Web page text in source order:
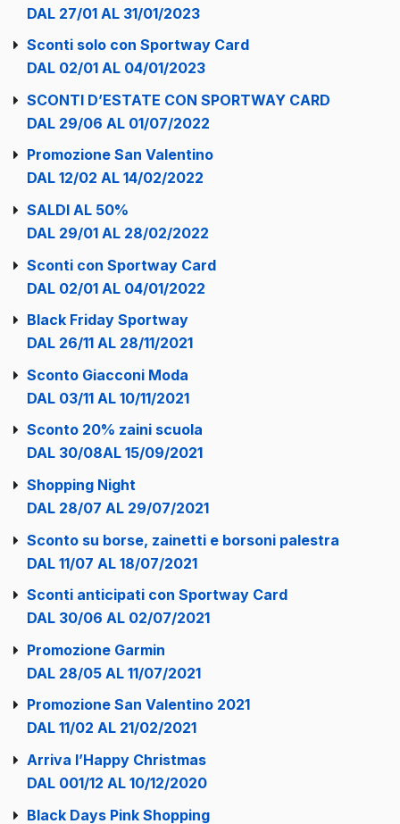
DAL 27/01 AL 31/01/2023
Sconti solo con Sportway Card
DAL 02/01 AL 04/01/2023
SCONTI D’ESTATE CON SPORTWAY CARD
DAL 29/06 AL 01/07/2022
Promozione San Valentino
DAL 12/02 AL 14/02/2022
SALDI AL 50%
DAL 29/01 AL 28/02/2022
Sconti con Sportway Card
DAL 02/01 AL 04/01/2022
Black Friday Sportway
DAL 26/11 AL 28/11/2021
Sconto Giacconi Moda
DAL 03/11 AL 10/11/2021
Sconto 20% zaini scuola
DAL 30/08AL 15/09/2021
Shopping Night
DAL 28/07 AL 29/07/2021
Sconto su borse, zainetti e borsoni palestra
DAL 11/07 AL 18/07/2021
Sconti anticipati con Sportway Card
DAL 30/06 AL 02/07/2021
Promozione Garmin
DAL 28/05 AL 11/07/2021
Promozione San Valentino 2021
DAL 11/02 AL 21/02/2021
Arriva l’Happy Christmas
DAL 001/12 AL 10/12/2020
Black Days Pink Shopping